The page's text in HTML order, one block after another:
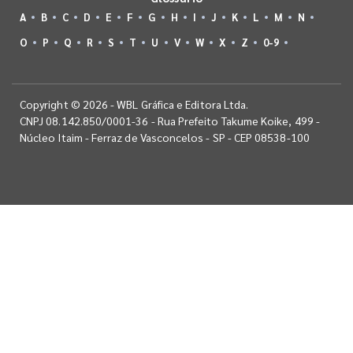
A B C D E F G H I J K L M
N
O
P Q R S T U V W X Z 0-9
Copyright © 2026 - WBL Gráfica e Editora Ltda.
CNPJ 08.142.850/0001-36 - Rua Prefeito Takume Koike, 499 -
Núcleo Itaim - Ferraz de Vasconcelos - SP - CEP 08538-100